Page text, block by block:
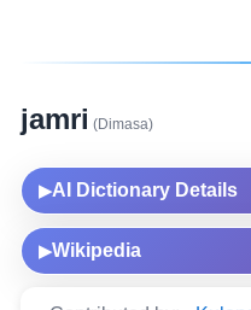
jamri (Dimasa)
▶AI Dictionary Details
▶Wikipedia